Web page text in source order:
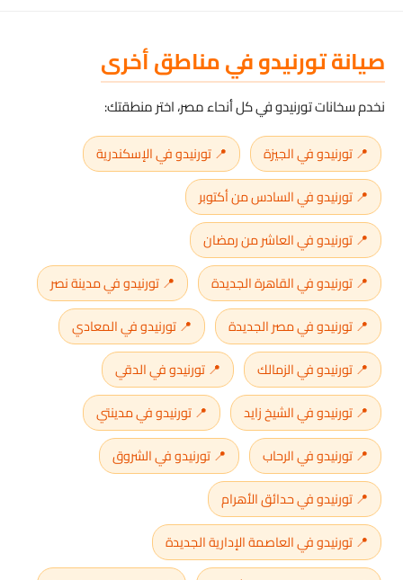
صيانة تورنيدو في مناطق أخرى
نخدم سخانات تورنيدو في كل أنحاء مصر، اختر منطقتك:
📍 تورنيدو في الجيزة
📍 تورنيدو في الإسكندرية
📍 تورنيدو في السادس من أكتوبر
📍 تورنيدو في العاشر من رمضان
📍 تورنيدو في القاهرة الجديدة
📍 تورنيدو في مدينة نصر
📍 تورنيدو في مصر الجديدة
📍 تورنيدو في المعادي
📍 تورنيدو في الزمالك
📍 تورنيدو في الدقي
📍 تورنيدو في الشيخ زايد
📍 تورنيدو في مدينتي
📍 تورنيدو في الرحاب
📍 تورنيدو في الشروق
📍 تورنيدو في حدائق الأهرام
📍 تورنيدو في العاصمة الإدارية الجديدة